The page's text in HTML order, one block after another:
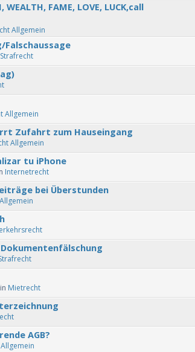
WEALTH, FAME, LOVE, LUCK,call
Allgemein
Strafrecht
Allgemein
Zufahrt zum Hauseingang
Allgemein
tu iPhone
Internetrecht
bei Überstunden
Mietrecht
AGB?